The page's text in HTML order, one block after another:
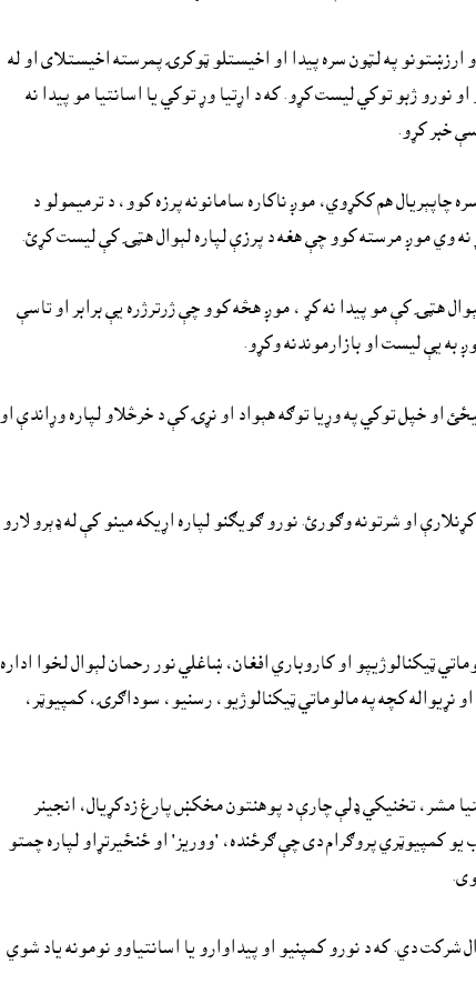
ارزښتونو په لټون سره پيدا او اخيستلو ټوکرۍ پمرسته اخيستلاى او له
نورو ژبو توکي ليست کړو. که د اړتيا وړ توکي يا اسانتيا مو پيدا نه
خبر کړو.
چاپېريال هم ککړوي، موږ ناکاره سامانونه پرزه کوو، د ترميمولو د
نه وي موږ مرسته کوو چې هغه د پرزې لپاره لېوال هټۍ کې ليست کړئ.
هټۍ کې مو پيدا نه کړ ، موږ هڅه کوو چې ژرترژره يې برابر او تاسې
به يې ليست او بازارموندنه وکړو.
خپل توکي په وړيا توګه هېواد او نړۍ کې د خرڅلاو لپاره وړاندې او
او شرتونه وګورئ. نورو ګويګنو لپاره اړيکه مينو کې له ډېرو لارو
ټيکنالوژيپو او کاروباري افغان، ښاغلي نور رحمان لېوال لخوا اداره
او نړیواله کچه په مالوماتي ټيکنالوژيو، رسنیو، سوداګرۍ، کمپیوټر،
مشر، تخنیکي ډلې چارې د پوهنتون مخکښ پارغ زدکړيال، انجینر
کمپيوټري پروګرام دى چې ګرځنده، 'ووريز' او ځنځيرتړاو لپاره چمتو
شرکت دي. که د نورو کمپنيو او پيداوارو يا اسانتياوو نومونه ياد شوي